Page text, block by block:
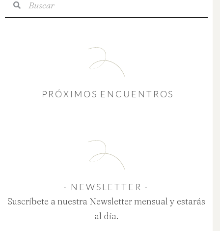
PRÓXIMOS ENCUENTROS
· NEWSLETTER ·
Suscríbete a nuestra Newsletter mensual y estarás
al día.